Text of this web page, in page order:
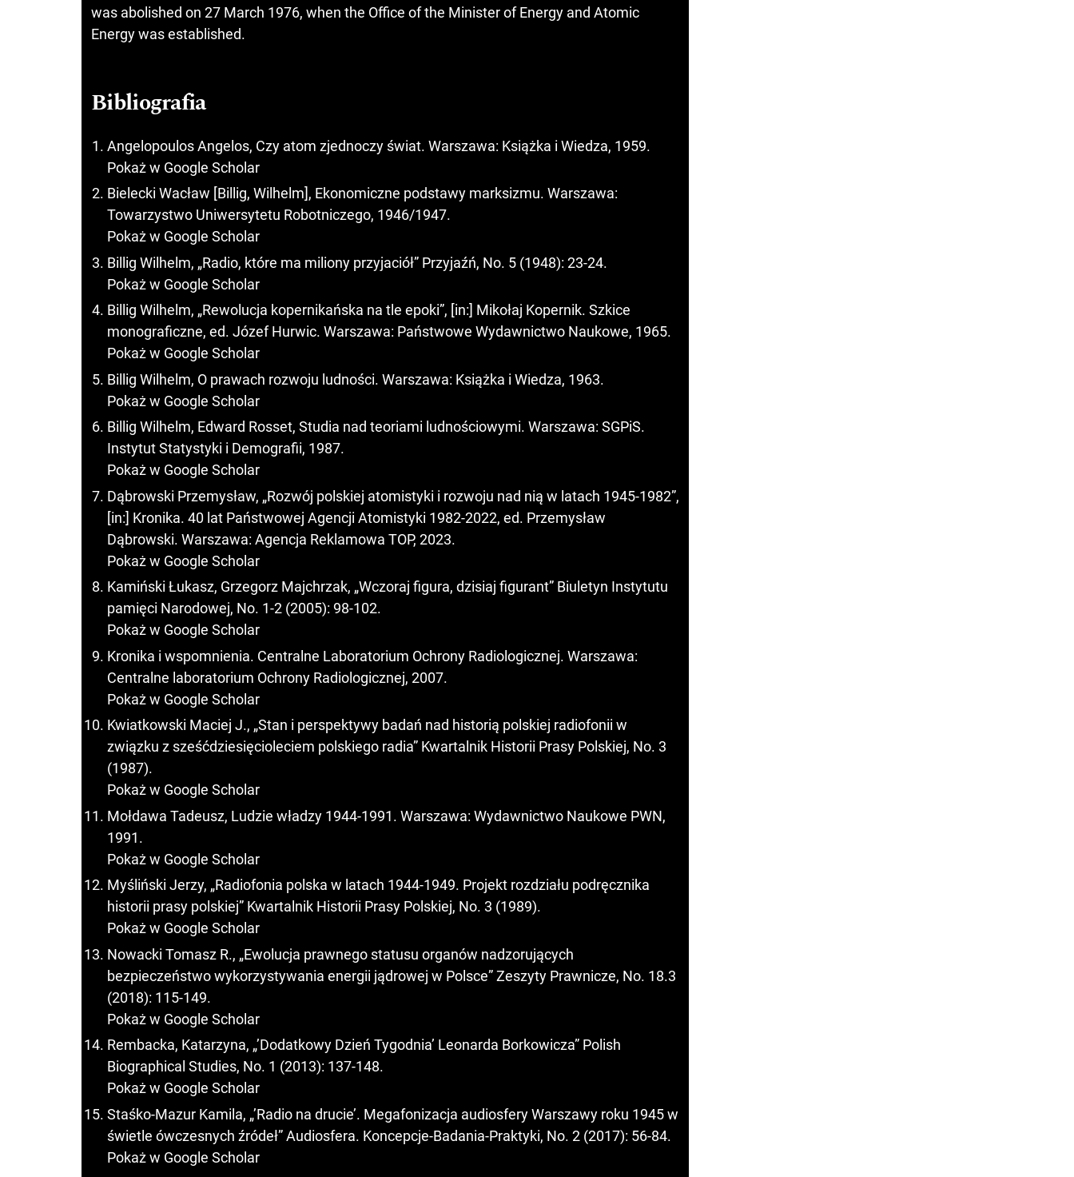
was abolished on 27 March 1976, when the Office of the Minister of Energy and Atomic
Energy was established.
Bibliografia
Angelopoulos Angelos, Czy atom zjednoczy świat. Warszawa: Książka i Wiedza, 1959.
Pokaż w Google Scholar
Bielecki Wacław [Billig, Wilhelm], Ekonomiczne podstawy marksizmu. Warszawa:
Towarzystwo Uniwersytetu Robotniczego, 1946/1947.
Pokaż w Google Scholar
Billig Wilhelm, „Radio, które ma miliony przyjaciół” Przyjaźń, No. 5 (1948): 23-24.
Pokaż w Google Scholar
Billig Wilhelm, „Rewolucja kopernikańska na tle epoki”, [in:] Mikołaj Kopernik. Szkice
monograficzne, ed. Józef Hurwic. Warszawa: Państwowe Wydawnictwo Naukowe, 1965.
Pokaż w Google Scholar
Billig Wilhelm, O prawach rozwoju ludności. Warszawa: Książka i Wiedza, 1963.
Pokaż w Google Scholar
Billig Wilhelm, Edward Rosset, Studia nad teoriami ludnościowymi. Warszawa: SGPiS.
Instytut Statystyki i Demografii, 1987.
Pokaż w Google Scholar
Dąbrowski Przemysław, „Rozwój polskiej atomistyki i rozwoju nad nią w latach 1945-1982”,
[in:] Kronika. 40 lat Państwowej Agencji Atomistyki 1982-2022, ed. Przemysław
Dąbrowski. Warszawa: Agencja Reklamowa TOP, 2023.
Pokaż w Google Scholar
Kamiński Łukasz, Grzegorz Majchrzak, „Wczoraj figura, dzisiaj figurant” Biuletyn Instytutu
pamięci Narodowej, No. 1-2 (2005): 98-102.
Pokaż w Google Scholar
Kronika i wspomnienia. Centralne Laboratorium Ochrony Radiologicznej. Warszawa:
Centralne laboratorium Ochrony Radiologicznej, 2007.
Pokaż w Google Scholar
Kwiatkowski Maciej J., „Stan i perspektywy badań nad historią polskiej radiofonii w
związku z sześćdziesięcioleciem polskiego radia” Kwartalnik Historii Prasy Polskiej, No. 3
(1987).
Pokaż w Google Scholar
Mołdawa Tadeusz, Ludzie władzy 1944-1991. Warszawa: Wydawnictwo Naukowe PWN,
1991.
Pokaż w Google Scholar
Myśliński Jerzy, „Radiofonia polska w latach 1944-1949. Projekt rozdziału podręcznika
historii prasy polskiej” Kwartalnik Historii Prasy Polskiej, No. 3 (1989).
Pokaż w Google Scholar
Nowacki Tomasz R., „Ewolucja prawnego statusu organów nadzorujących
bezpieczeństwo wykorzystywania energii jądrowej w Polsce” Zeszyty Prawnicze, No. 18.3
(2018): 115-149.
Pokaż w Google Scholar
Rembacka, Katarzyna, „’Dodatkowy Dzień Tygodnia’ Leonarda Borkowicza” Polish
Biographical Studies, No. 1 (2013): 137-148.
Pokaż w Google Scholar
Staśko-Mazur Kamila, „’Radio na drucie’. Megafonizacja audiosfery Warszawy roku 1945 w
świetle ówczesnych źródeł” Audiosfera. Koncepcje-Badania-Praktyki, No. 2 (2017): 56-84.
Pokaż w Google Scholar